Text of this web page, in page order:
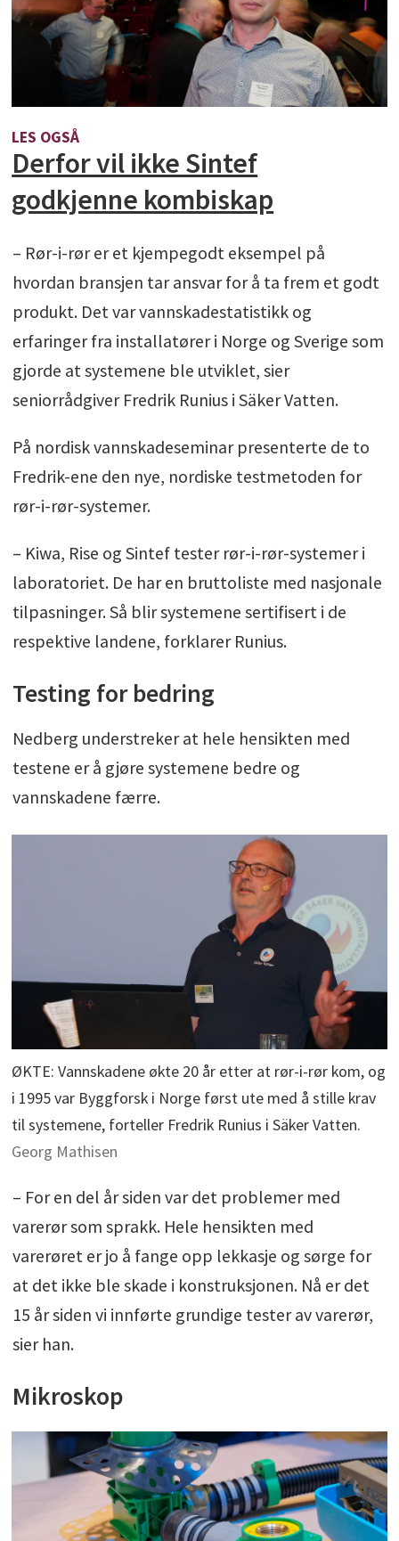
LES OGSÅ
Derfor vil ikke Sintef
godkjenne kombiskap
– Rør-i-rør er et kjempegodt eksempel på
hvordan bransjen tar ansvar for å ta frem et godt
produkt. Det var vannskadestatistikk og
erfaringer fra installatører i Norge og Sverige som
gjorde at systemene ble utviklet, sier
seniorrådgiver Fredrik Runius i Säker Vatten.
På nordisk vannskadeseminar presenterte de to
Fredrik-ene den nye, nordiske testmetoden for
rør-i-rør-systemer.
– Kiwa, Rise og Sintef tester rør-i-rør-systemer i
laboratoriet. De har en bruttoliste med nasjonale
tilpasninger. Så blir systemene sertifisert i de
respektive landene, forklarer Runius.
Testing for bedring
Nedberg understreker at hele hensikten med
testene er å gjøre systemene bedre og
vannskadene færre.
ØKTE: Vannskadene økte 20 år etter at rør-i-rør kom, og
i 1995 var Byggforsk i Norge først ute med å stille krav
til systemene, forteller Fredrik Runius i Säker Vatten.
Georg Mathisen
– For en del år siden var det problemer med
varerør som sprakk. Hele hensikten med
varerøret er jo å fange opp lekkasje og sørge for
at det ikke ble skade i konstruksjonen. Nå er det
15 år siden vi innførte grundige tester av varerør,
sier han.
Mikroskop